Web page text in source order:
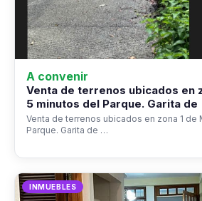
A convenir
Venta de terrenos ubicados en
5 minutos del Parque. Garita de
Venta de terrenos ubicados en zona 1 de
Parque. Garita de …
INMUEBLES